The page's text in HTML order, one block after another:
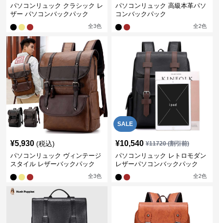
パソコンリュック クラシック レ
ザー パソコンバックパック
全3色
パソコンリュック 高級本革パソ
コンバックパック
全2色
¥5,930 (税込)
パソコンリュック ヴィンテージ
スタイル レザーバックパック
全3色
SALE
¥10,540 ¥11720(割引前)
パソコンリュック レトロモダン
レザーパソコンバックパック
全2色